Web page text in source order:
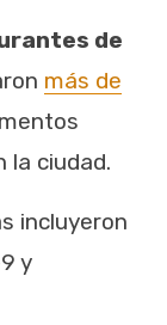
de
más de
la ciudad.
incluyeron
y